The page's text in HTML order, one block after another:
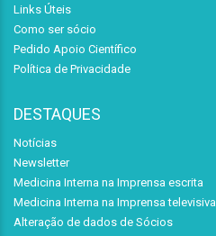
Links Úteis
Como ser sócio
Pedido Apoio Científico
Política de Privacidade
DESTAQUES
Notícias
Newsletter
Medicina Interna na Imprensa escrita
Medicina Interna na Imprensa televisiva
Alteração de dados de Sócios